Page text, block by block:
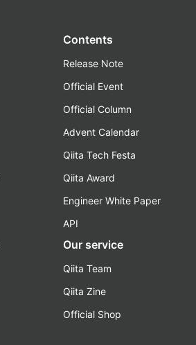
Contents
Release Note
Official Event
Official Column
Advent Calendar
Qiita Tech Festa
Qiita Award
Engineer White Paper
API
Our service
Qiita Team
Qiita Zine
Official Shop